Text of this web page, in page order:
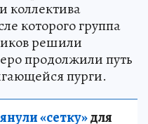
коллектива
которого группа
решили
продолжили путь
пурги.
«сетку»для